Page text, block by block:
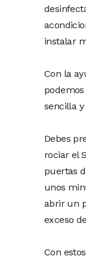
instalar
Con la
sencilla y
Debes
rociar el
puertas
unos
abrir un
exceso
Con